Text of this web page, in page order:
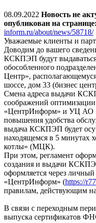
08.09.2022 Новость не
опубликован на странице:
inform.ru/about/news/58718/
Уважаемые клиенты и
Доводим до вашего
КСКПЭП будут
обособленного
Центр»,
шоссе, дом 33 (бизнес
Смена адреса выдачи
соображений
«ЦентрИнформ» и УЦ АО
повышения удобства
выдача КСКПЭП будет
находящемся в 5 минутах
котлы» (МЦК).
При этом, регламент
создания и выдачи
оформляется через
«ЦентрИнформ» (https://
правилам, действующим
В связи с переходным
выпуска сертификатов